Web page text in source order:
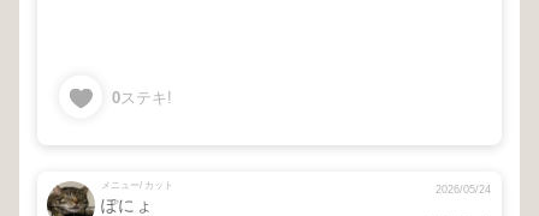
0ステキ!
メニュー/ カット
ぽにょ
2026/05/24